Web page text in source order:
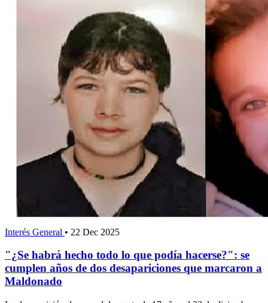
Interés General • 22 Dec 2025
"¿Se habrá hecho todo lo que podía hacerse?": se
cumplen años de dos desapariciones que marcaron a
Maldonado